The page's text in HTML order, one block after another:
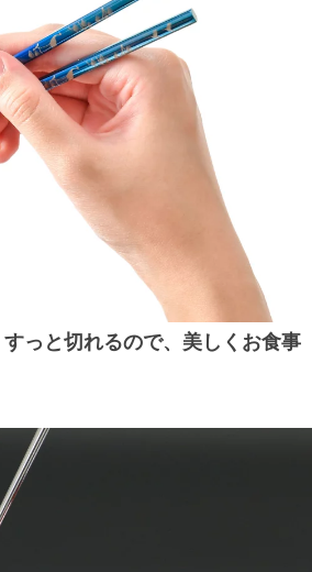
っと切れるので、美しくお食事